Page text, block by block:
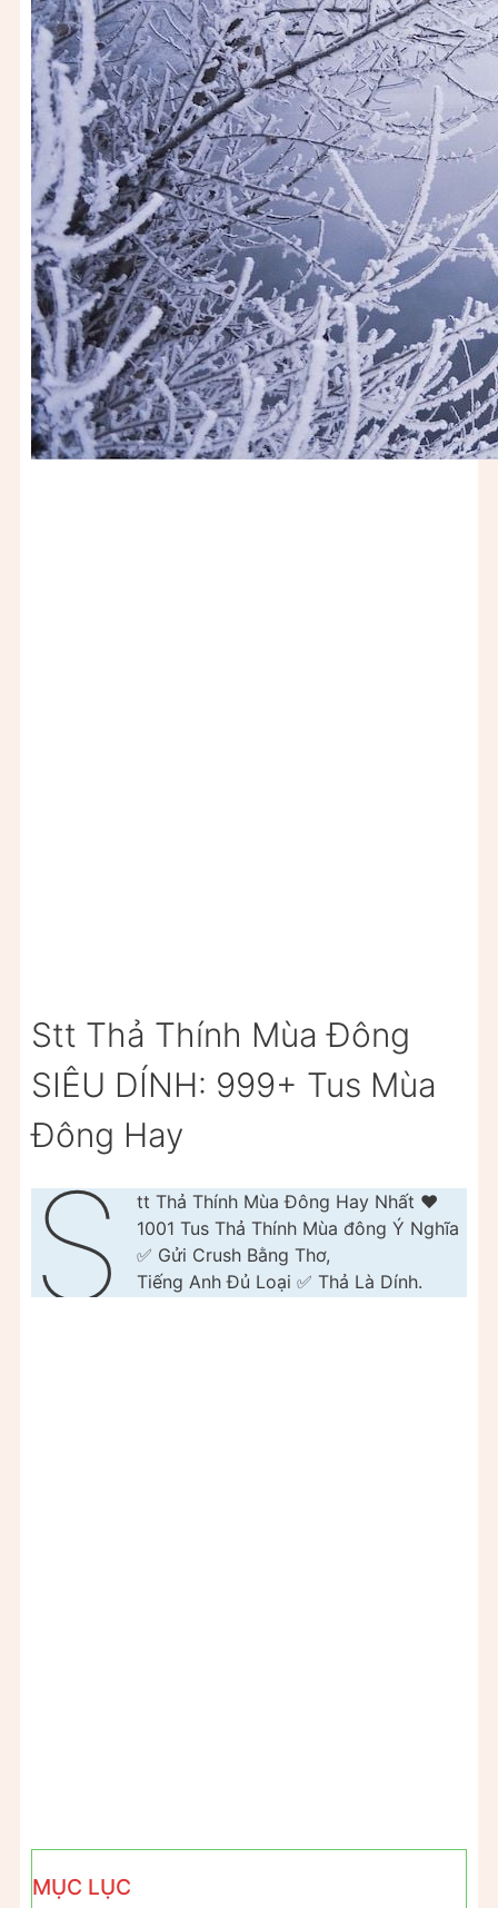
Stt Thả Thính Mùa Đông
SIÊU DÍNH: 999+ Tus Mùa
Đông Hay
S
tt Thả Thính Mùa Đông Hay Nhất ❤️
1001 Tus Thả Thính Mùa đông Ý Nghĩa
✅ Gửi Crush Bằng Thơ,
Tiếng Anh Đủ Loại ✅ Thả Là Dính.
MỤC LỤC